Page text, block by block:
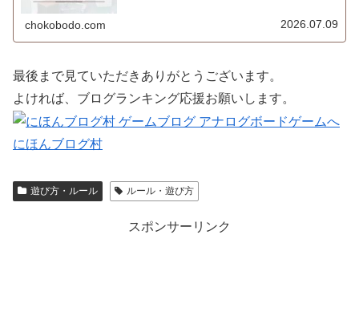
chokobodo.com 2026.07.09
最後まで見ていただきありがとうございます。
よければ、ブログランキング応援お願いします。
にほんブログ村
遊び方・ルール ルール・遊び方
スポンサーリンク